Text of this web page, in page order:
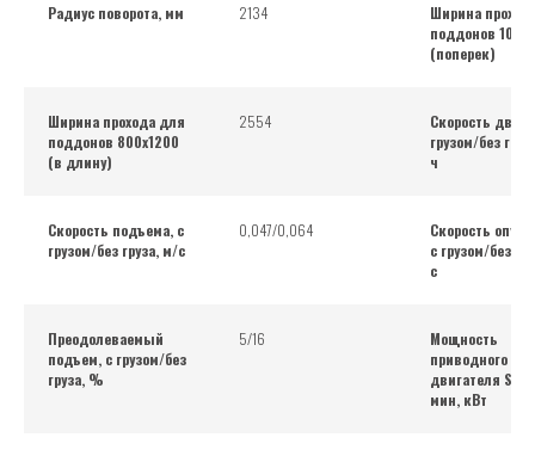
Радиус поворота, мм 2134
Ширина
поддонов
(поперек)
Ширина прохода для
поддонов 800х1200
(в длину)
2554
Скорость
грузом/без
ч
Скорость подъема, с
грузом/без груза, м/с
0,047/0,064
Скорость
с грузом/без
с
Преодолеваемый
подъем, с грузом/без
груза, %
5/16
Мощность
приводного
двигателя S2
мин, кВт